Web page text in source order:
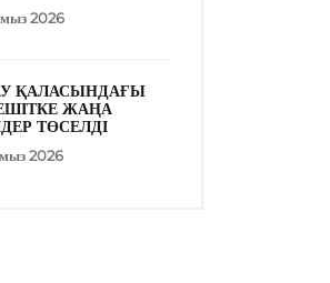
2026
ҚАЛАСЫНДАҒЫ
ЖАҢА
ТӨСЕЛДІ
2026